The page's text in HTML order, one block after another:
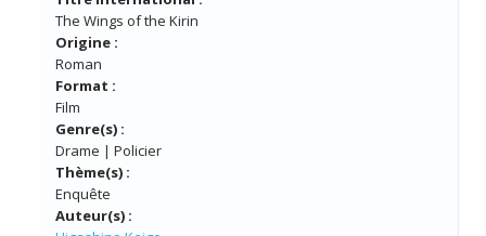
The Wings of the Kirin
Origine :
Roman
Format :
Film
Genre(s) :
Drame | Policier
Thème(s) :
Enquête
Auteur(s) :